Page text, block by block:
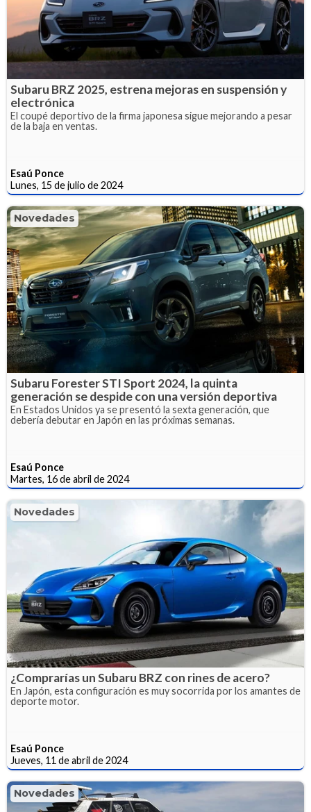
Subaru BRZ 2025, estrena mejoras en suspensión y
electrónica
El coupé deportivo de la firma japonesa sigue mejorando a pesar
de la baja en ventas.
Esaú Ponce
Lunes, 15 de julio de 2024
Novedades
Subaru Forester STI Sport 2024, la quinta
generación se despide con una versión deportiva
En Estados Unidos ya se presentó la sexta generación, que
debería debutar en Japón en las próximas semanas.
Esaú Ponce
Martes, 16 de abril de 2024
Novedades
¿Comprarías un Subaru BRZ con rines de acero?
En Japón, esta configuración es muy socorrida por los amantes de
deporte motor.
Esaú Ponce
Jueves, 11 de abril de 2024
Novedades